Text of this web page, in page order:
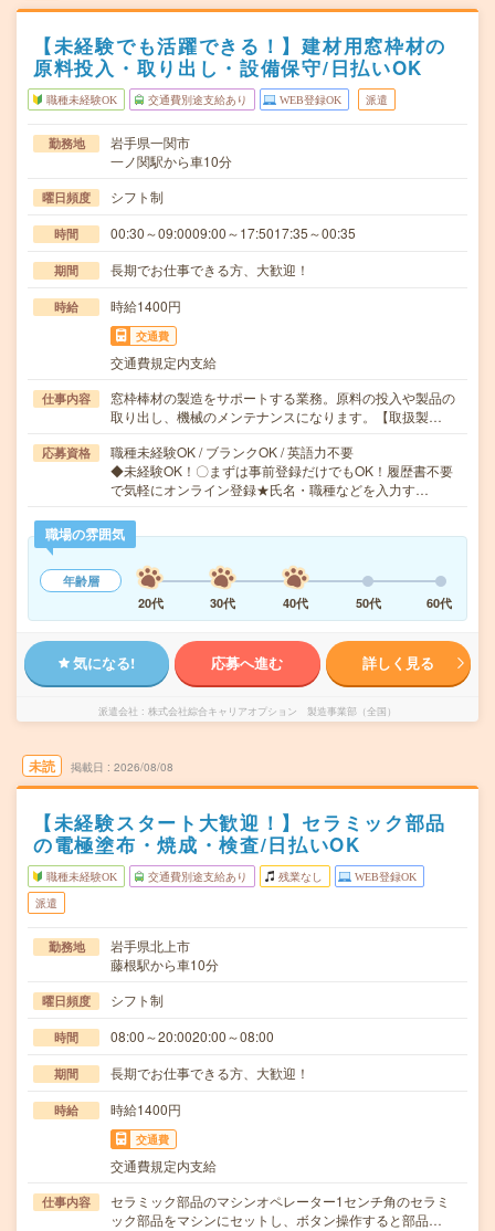
【未経験でも活躍できる！】建材用窓枠材の
原料投入・取り出し・設備保守/日払いOK
職種未経験OK 交通費別途支給あり WEB登録OK 派遣
勤務地
岩手県一関市
一ノ関駅から車10分
曜日頻度 シフト制
時間 00:30～09:0009:00～17:5017:35～00:35
期間 長期でお仕事できる方、大歓迎！
時給 時給1400円
交通費
交通費規定内支給
仕事内容
窓枠棒材の製造をサポートする業務。原料の投入や製品の
取り出し、機械のメンテナンスになります。【取扱製…
応募資格
職種未経験OK / ブランクOK / 英語力不要
◆未経験OK！〇まずは事前登録だけでもOK！履歴書不要
で気軽にオンライン登録★氏名・職種などを入力す…
職場の雰囲気
年齢層
20代
30代 40代 50代 60代
気になる! 応募へ進む 詳しく見る
派遣会社 株式会社綜合キャリアオプション 製造事業部（全国）
未読 掲載日 2026/08/08
【未経験スタート大歓迎！】セラミック部品
の電極塗布・焼成・検査/日払いOK
職種未経験OK 交通費別途支給あり 残業なし WEB登録OK
派遣
勤務地
岩手県北上市
藤根駅から車10分
曜日頻度 シフト制
時間 08:00～20:0020:00～08:00
期間 長期でお仕事できる方、大歓迎！
時給 時給1400円
交通費
交通費規定内支給
仕事内容
セラミック部品のマシンオペレーター1センチ角のセラミ
ック部品をマシンにセットし、ボタン操作すると部品…